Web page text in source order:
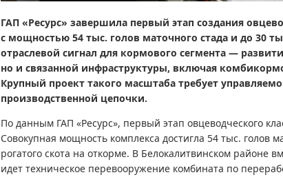
ГАП «Ресурс» завершила первый этап создания
с мощностью 54 тыс. голов маточного стада и до 30
отраслевой сигнал для кормового сегмента —
но и связанной инфраструктуры, включая
Крупный проект такого масштаба требует
производственной цепочки.
По данным ГАП «Ресурс», первый этап овцеводческого
Совокупная мощность комплекса достигла 54 тыс. голов
рогатого скота на откорме. В Белокалитвинском районе
идет техническое перевооружение комбината по